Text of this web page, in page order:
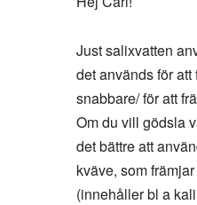
Just salixvatten
det används för
snabbare/ för att
Om du vill gödsla
det bättre att
kväve, som
(innehåller bl a